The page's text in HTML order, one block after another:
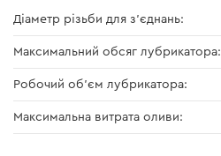
Діаметр різьби для з'єднань:
Максимальний обсяг лубрикатора:
Робочий об'єм лубрикатора:
Максимальна витрата оливи: